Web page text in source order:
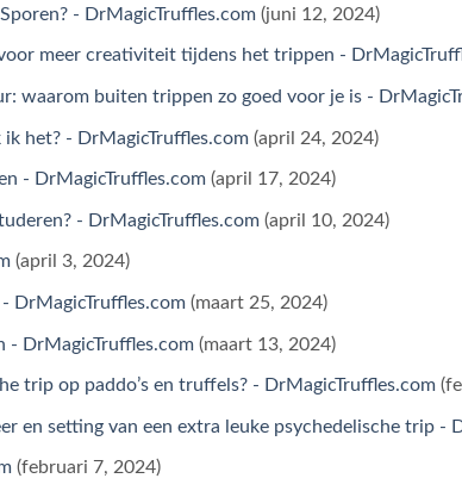
- DrMagicTruffles.com (juni 12, 2024)
meer creativiteit tijdens het trippen -
waarom buiten trippen zo goed voor je is -
het? - DrMagicTruffles.com (april 24, 2024)
- DrMagicTruffles.com (april 17, 2024)
- DrMagicTruffles.com (april 10, 2024)
(april 3, 2024)
DrMagicTruffles.com (maart 25, 2024)
- DrMagicTruffles.com (maart 13, 2024)
trip op paddo’s en truffels? - DrMagicTruffles.com
en setting van een extra leuke psychedelische trip -
(februari 7, 2024)